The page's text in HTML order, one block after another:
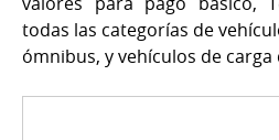
todas las categorías de
ómnibus, y vehículos de